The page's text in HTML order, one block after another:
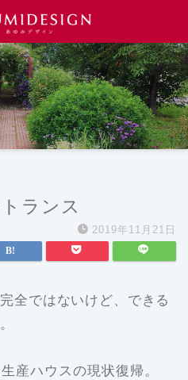
ランス
2019年11月21日
全ではないけど、できる
産ハウスの現状復帰。